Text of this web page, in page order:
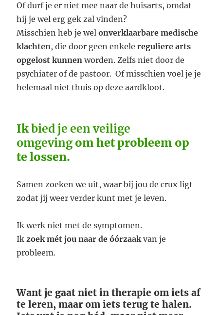
Of durf je er niet mee naar de huisarts, omdat
hij je wel erg gek zal vinden?
Misschien heb je welonverklaarbare medische
klachten, die door geen enkelereguliere arts
opgelost kunnen worden. Zelfs niet door de
psychiater of de pastoor. Of misschien voel je je
helemaal niet thuis op deze aardkloot.
Ikbied je een veilige
omgevingom het probleem op
te lossen.
Samen zoeken we uit, waar bij jou de crux ligt
zodat jij weer verder kunt met je leven.
Ik werk niet met de symptomen.
Ikzoek mét jou naar de óórzaakvan je
probleem.
Want je gaat niet in therapie om iets af
te leren, maar om iets terug te halen.